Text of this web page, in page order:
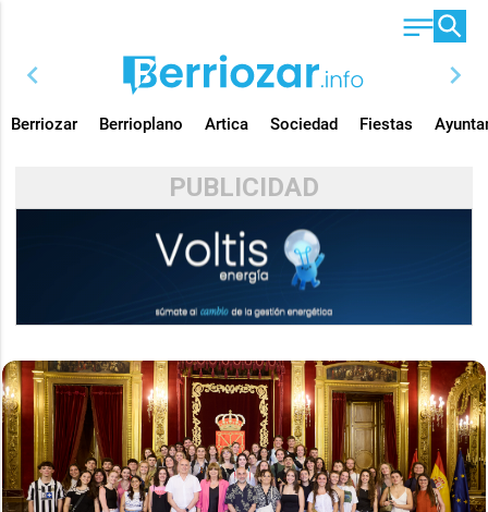
chevron_left chevron_right
Berriozar Berrioplano Artica Sociedad Fiestas
PUBLICIDAD